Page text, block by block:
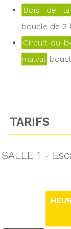
Bois de la
boucle de 3
Circuit-du-
malval
TARIFS
SALLE 1 -